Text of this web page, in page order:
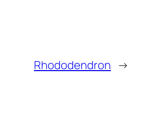
Rhododendron →